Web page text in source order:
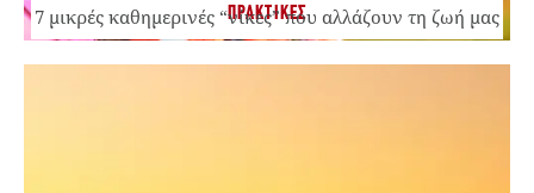
ΠΡΑΚΤΙΚΕΣ
7 μικρές καθημερινές “νίκες” που αλλάζουν τη ζωή μας